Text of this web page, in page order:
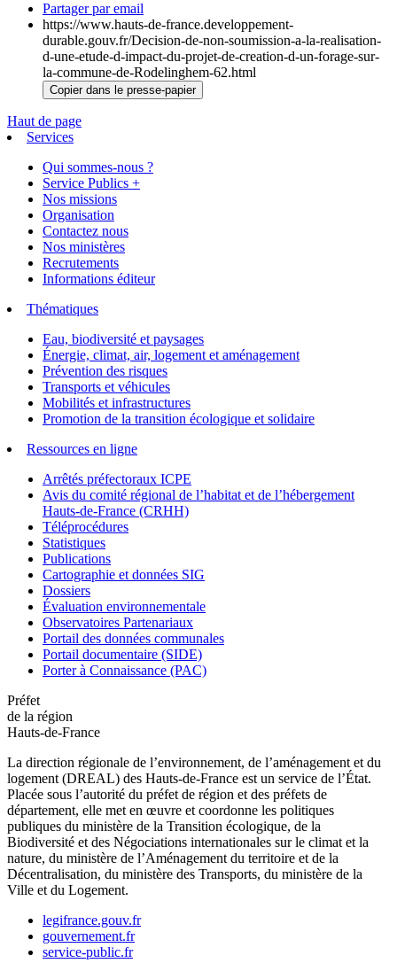
Partager par email
https://www.hauts-de-france.developpement-
durable.gouv.fr/Decision-de-non-soumission-a-la-realisation-
d-une-etude-d-impact-du-projet-de-creation-d-un-forage-sur-
la-commune-de-Rodelinghem-62.html
Copier dans le presse-papier
Haut de page
Services
Qui sommes-nous ?
Service Publics +
Nos missions
Organisation
Contactez nous
Nos ministères
Recrutements
Informations éditeur
Thématiques
Eau, biodiversité et paysages
Énergie, climat, air, logement et aménagement
Prévention des risques
Transports et véhicules
Mobilités et infrastructures
Promotion de la transition écologique et solidaire
Ressources en ligne
Arrêtés préfectoraux ICPE
Avis du comité régional de l’habitat et de l’hébergement
Hauts-de-France (CRHH)
Téléprocédures
Statistiques
Publications
Cartographie et données SIG
Dossiers
Évaluation environnementale
Observatoires Partenariaux
Portail des données communales
Portail documentaire (SIDE)
Porter à Connaissance (PAC)
Préfet
de la région
Hauts-de-France
La direction régionale de l’environnement, de l’aménagement et du
logement (DREAL) des Hauts-de-France est un service de l’État.
Placée sous l’autorité du préfet de région et des préfets de
département, elle met en œuvre et coordonne les politiques
publiques du ministère de la Transition écologique, de la
Biodiversité et des Négociations internationales sur le climat et la
nature, du ministère de l’Aménagement du territoire et de la
Décentralisation, du ministère des Transports, du ministère de la
Ville et du Logement.
legifrance.gouv.fr
gouvernement.fr
service-public.fr